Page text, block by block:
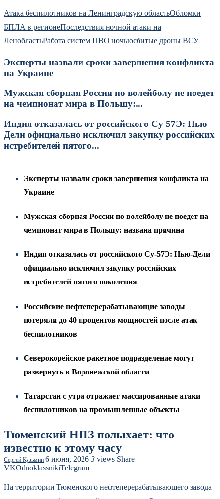
Атака беспилотников на Ленинградскую областьОбломки
БПЛА в регионеПоследствия ночной атаки на
ЛенобластьРабота систем ПВО ночьюсбитые дроны ВСУ
Эксперты назвали сроки завершения конфликта
на Украине
Мужская сборная России по волейболу не поедет
на чемпионат мира в Польшу:...
Индия отказалась от российского Су-57Э: Нью-
Дели официально исключил закупку российских
истребителей пятого...
Эксперты назвали сроки завершения конфликта на
Украине
Мужская сборная России по волейболу не поедет на
чемпионат мира в Польшу: названа причина
Индия отказалась от российского Су-57Э: Нью-Дели
официально исключил закупку российских
истребителей пятого поколения
Российские нефтеперерабатывающие заводы
потеряли до 40 процентов мощностей после атак
беспилотников
Северокорейское ракетное подразделение могут
развернуть в Воронежской области
Татарстан с утра отражает массированные атаки
беспилотников на промышленные объекты
Тюменский НПЗ полыхает: что
известно к этому часу
Сергей Кузьмин 6 июня, 2026 3 views Share
VKOdnoklassnikiTelegram
На территории Тюменского нефтеперерабатывающего завода